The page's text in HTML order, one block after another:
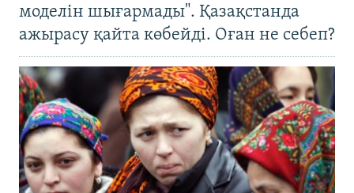
моделін шығармады". Қазақстанда
ажырасу қайта көбейді. Оған не себеп?